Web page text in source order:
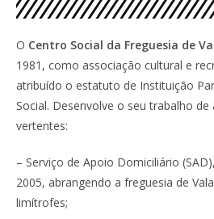
O Centro Social da Freguesia de
1981, como associação cultural e
atribuído o estatuto de Instituição
Social. Desenvolve o seu trabalho
vertentes:
– Serviço de Apoio Domiciliário
2005, abrangendo a freguesia de
limítrofes;